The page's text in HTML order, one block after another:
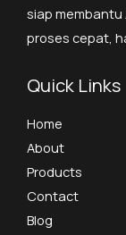
siap membantu
proses cepat,
Quick Links
Home
About
Products
Contact
Blog